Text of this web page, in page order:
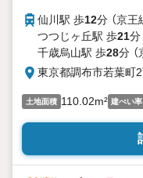
仙川駅 歩12分 （京王
つつじヶ丘駅 歩21分
千歳烏山駅 歩28分 （
東京都調布市若葉町2
土地面積 110.02m² 建ぺい率